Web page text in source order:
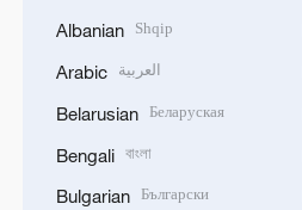
Albanian Shqip
Arabic العربية
Belarusian Беларуская
Bengali বাংলা
Bulgarian Български